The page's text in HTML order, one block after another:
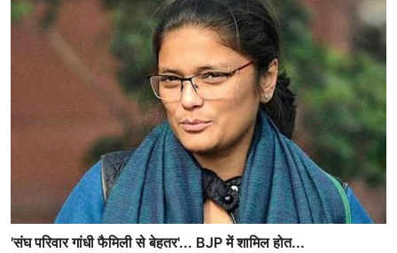
'संघ परिवार गांधी फैमिली से बेहतर'... BJP में शामिल होत...